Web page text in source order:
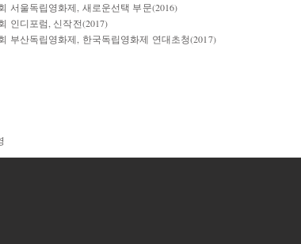
서울독립영화제, 새로운선택 부문(2016)
인디포럼, 신작전(2017)
부산독립영화제, 한국독립영화제 연대초청(2017)